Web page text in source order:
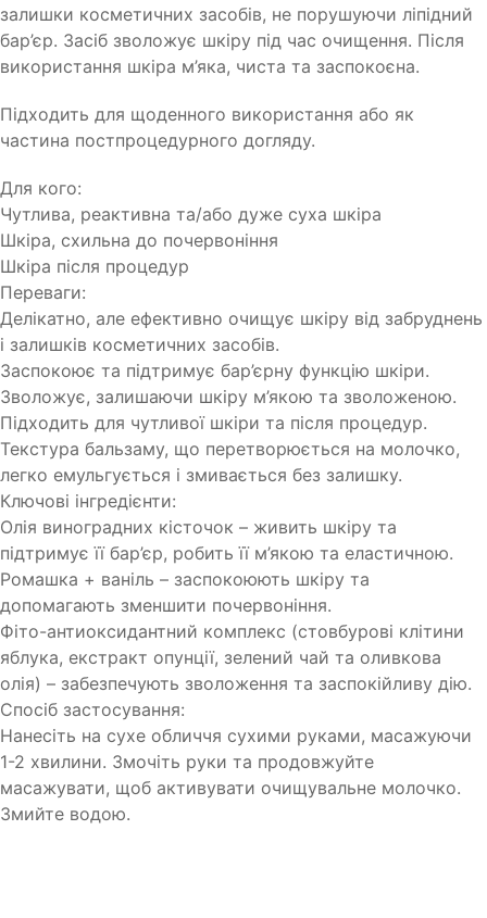
залишки косметичних засобів, не порушуючи ліпідний
бар’єр. Засіб зволожує шкіру під час очищення. Після
використання шкіра м’яка, чиста та заспокоєна.
Підходить для щоденного використання або як
частина постпроцедурного догляду.
Для кого:
Чутлива, реактивна та/або дуже суха шкіра
Шкіра, схильна до почервоніння
Шкіра після процедур
Переваги:
Делікатно, але ефективно очищує шкіру від забруднень
і залишків косметичних засобів.
Заспокоює та підтримує бар’єрну функцію шкіри.
Зволожує, залишаючи шкіру м’якою та зволоженою.
Підходить для чутливої шкіри та після процедур.
Текстура бальзаму, що перетворюється на молочко,
легко емульгується і змивається без залишку.
Ключові інгредієнти:
Олія виноградних кісточок – живить шкіру та
підтримує її бар’єр, робить її м’якою та еластичною.
Ромашка + ваніль – заспокоюють шкіру та
допомагають зменшити почервоніння.
Фіто-антиоксидантний комплекс (стовбурові клітини
яблука, екстракт опунції, зелений чай та оливкова
олія) – забезпечують зволоження та заспокійливу дію.
Спосіб застосування:
Нанесіть на сухе обличчя сухими руками, масажуючи
1-2 хвилини. Змочіть руки та продовжуйте
масажувати, щоб активувати очищувальне молочко.
Змийте водою.